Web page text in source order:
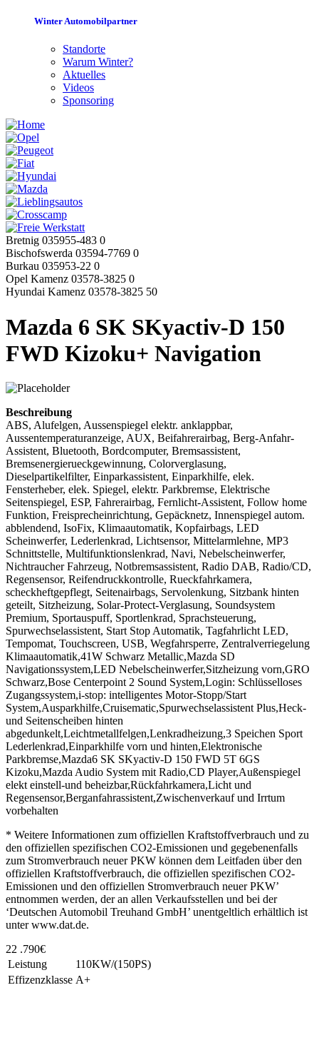
Winter Automobilpartner
Standorte
Warum Winter?
Aktuelles
Videos
Sponsoring
Bretnig 035955-483 0
Bischofswerda 03594-7769 0
Burkau 035953-22 0
Opel Kamenz 03578-3825 0
Hyundai Kamenz 03578-3825 50
Mazda 6 SK SKyactiv-D 150
FWD Kizoku+ Navigation
Beschreibung
ABS, Alufelgen, Aussenspiegel elektr. anklappbar,
Aussentemperaturanzeige, AUX, Beifahrerairbag, Berg-Anfahr-
Assistent, Bluetooth, Bordcomputer, Bremsassistent,
Bremsenergierueckgewinnung, Colorverglasung,
Dieselpartikelfilter, Einparkassistent, Einparkhilfe, elek.
Fensterheber, elek. Spiegel, elektr. Parkbremse, Elektrische
Seitenspiegel, ESP, Fahrerairbag, Fernlicht-Assistent, Follow home
Funktion, Freisprecheinrichtung, Gepäcknetz, Innenspiegel autom.
abblendend, IsoFix, Klimaautomatik, Kopfairbags, LED
Scheinwerfer, Lederlenkrad, Lichtsensor, Mittelarmlehne, MP3
Schnittstelle, Multifunktionslenkrad, Navi, Nebelscheinwerfer,
Nichtraucher Fahrzeug, Notbremsassistent, Radio DAB, Radio/CD,
Regensensor, Reifendruckkontrolle, Rueckfahrkamera,
scheckheftgepflegt, Seitenairbags, Servolenkung, Sitzbank hinten
geteilt, Sitzheizung, Solar-Protect-Verglasung, Soundsystem
Premium, Sportauspuff, Sportlenkrad, Sprachsteuerung,
Spurwechselassistent, Start Stop Automatik, Tagfahrlicht LED,
Tempomat, Touchscreen, USB, Wegfahrsperre, Zentralverriegelung
Klimaautomatik,41W Schwarz Metallic,Mazda SD
Navigationssystem,LED Nebelscheinwerfer,Sitzheizung vorn,GRO
Schwarz,Bose Centerpoint 2 Sound System,Login: Schlüsselloses
Zugangssystem,i-stop: intelligentes Motor-Stopp/Start
System,Ausparkhilfe,Cruisematic,Spurwechselassistent Plus,Heck-
und Seitenscheiben hinten
abgedunkelt,Leichtmetallfelgen,Lenkradheizung,3 Speichen Sport
Lederlenkrad,Einparkhilfe vorn und hinten,Elektronische
Parkbremse,Mazda6 SK SKyactiv-D 150 FWD 5T 6GS
Kizoku,Mazda Audio System mit Radio,CD Player,Außenspiegel
elekt einstell-und beheizbar,Rückfahrkamera,Licht und
Regensensor,Berganfahrassistent,Zwischenverkauf und Irrtum
vorbehalten
* Weitere Informationen zum offiziellen Kraftstoffverbrauch und zu
den offiziellen spezifischen CO2-Emissionen und gegebenenfalls
zum Stromverbrauch neuer PKW können dem Leitfaden über den
offiziellen Kraftstoffverbrauch, die offiziellen spezifischen CO2-
Emissionen und den offiziellen Stromverbrauch neuer PKW’
entnommen werden, der an allen Verkaufsstellen und bei der
‘Deutschen Automobil Treuhand GmbH’ unentgeltlich erhältlich ist
unter www.dat.de.
22 .790€
Leistung
110KW/(150PS)
Effizenzklasse A+